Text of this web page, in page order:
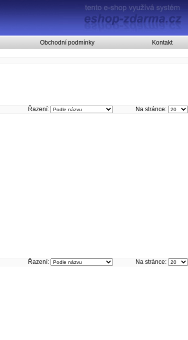
Obchodní podmínky Kontakt
Řazení:
Na stránce:
Řazení: Na stránce: